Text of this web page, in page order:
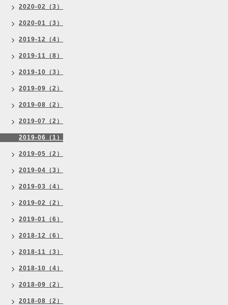
2020-02（3）
2020-01（3）
2019-12（4）
2019-11（8）
2019-10（3）
2019-09（2）
2019-08（2）
2019-07（2）
2019-06（1）
2019-05（2）
2019-04（3）
2019-03（4）
2019-02（2）
2019-01（6）
2018-12（6）
2018-11（3）
2018-10（4）
2018-09（2）
2018-08（2）